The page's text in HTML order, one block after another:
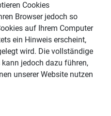
Cookies
Browser jedoch so
auf Ihrem Computer
ein Hinweis erscheint,
wird. Die vollständige
jedoch dazu führen,
unserer Website nutzen